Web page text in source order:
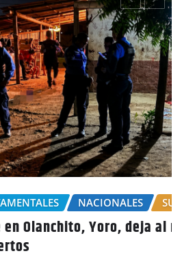
NACIONALES SUCESOS
Yoro, deja al menos